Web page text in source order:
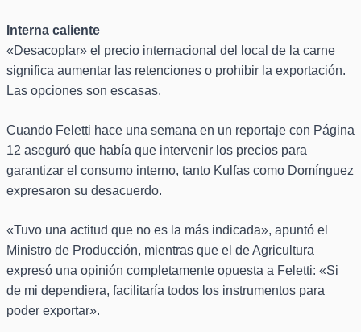
Interna caliente
«Desacoplar» el precio internacional del local de la carne
significa aumentar las retenciones o prohibir la exportación.
Las opciones son escasas.
Cuando Feletti hace una semana en un reportaje con Página
12 aseguró que había que intervenir los precios para
garantizar el consumo interno, tanto Kulfas como Domínguez
expresaron su desacuerdo.
«Tuvo una actitud que no es la más indicada», apuntó el
Ministro de Producción, mientras que el de Agricultura
expresó una opinión completamente opuesta a Feletti: «Si
de mi dependiera, facilitaría todos los instrumentos para
poder exportar».